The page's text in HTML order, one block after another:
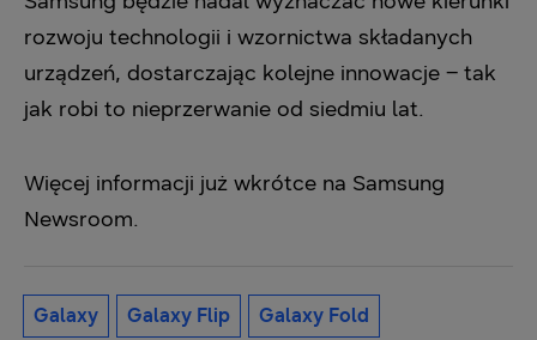
rozwoju technologii i wzornictwa składanych
urządzeń, dostarczając kolejne innowacje – tak
jak robi to nieprzerwanie od siedmiu lat.
Więcej informacji już wkrótce na Samsung
Newsroom.
Galaxy Galaxy Flip Galaxy Fold